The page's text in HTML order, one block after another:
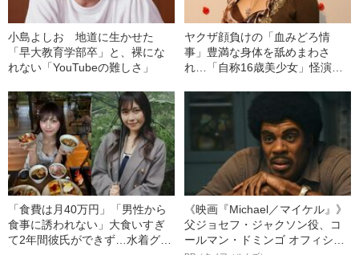
小島よしお 地道に生かせた
「早大教育学部卒」と、裸にな
れない「YouTubeの難しさ」
ヤクザ顔負けの「血みどろ情
事」豊満な身体を舐めまわさ
れ…「自称16歳美少女」怪演
ぎる“熟れ方”
「食費は月40万円」「男性から
食事に誘われない」大食いすぎ
て2年間彼氏ができず…水着グラ
《映画『Michael／マイケル』》
父ジョセフ・ジャクソン役、コ
ールマン・ドミンゴ オフィシャ